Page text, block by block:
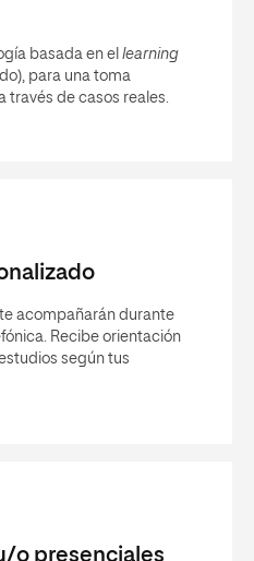
basada en el learning
para una toma
través de casos reales.
acompañarán durante
Recibe orientación
según tus
o presenciales